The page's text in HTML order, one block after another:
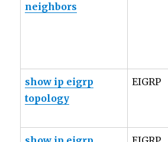
neighbors
show ip eigrp
topology
EIGRP